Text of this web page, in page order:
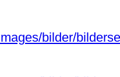
bilder/